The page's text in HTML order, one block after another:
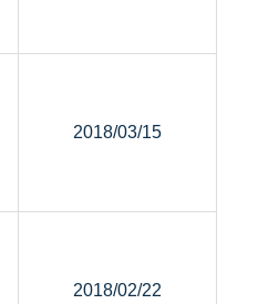
2018/03/15
2018/02/22